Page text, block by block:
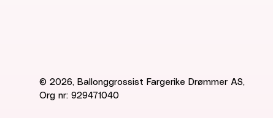
© 2026, Ballonggrossist Fargerike Drømmer AS,
Org nr: 929471040